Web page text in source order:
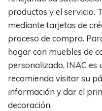
productos y el servicio.
mediante tarjetas de
proceso de compra.
hogar con muebles de
personalizado, INAC es
recomienda visitar su
información y dar el
decoración.